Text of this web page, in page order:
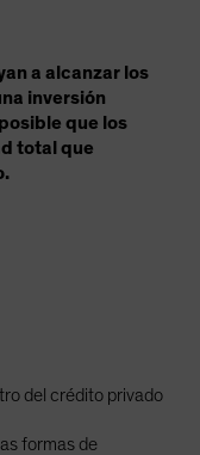
a alcanzar los
inversión
que los
total que
del crédito privado
formas de